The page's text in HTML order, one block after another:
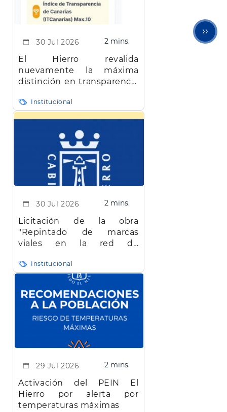
30 Jul 2026 2 mins.
El Hierro revalida
nuevamente la máxima
distinción en transparencia
Institucional
30 Jul 2026 2 mins.
Licitación de la obra
"Repintado de marcas
viales en la red de
Hierro"
Institucional
29 Jul 2026 2 mins.
Activación del PEIN El
Hierro por alerta por
temperaturas máximas
››